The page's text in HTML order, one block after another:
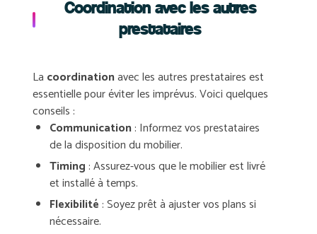
Coordination avec les autres
prestataires
La coordinationavec les autres prestataires est
essentielle pour éviter les imprévus. Voici quelques
conseils :
Communication: Informez vos prestataires
de la disposition du mobilier.
Timing : Assurez-vous que le mobilier est livré
et installé à temps.
Flexibilité : Soyez prêt à ajuster vos plans si
nécessaire.